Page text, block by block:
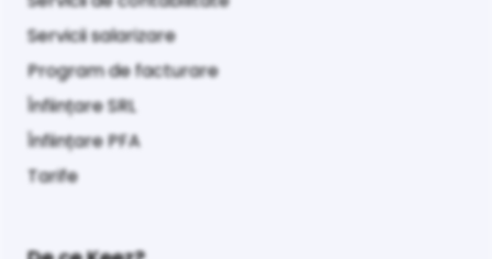
Servicii salarizare
Program de facturare
Înființare SRL
Înființare PFA
Tarife